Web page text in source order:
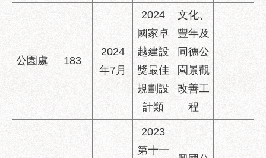
公園處 183
2024
年7月
2024
國家卓
越建設
獎最佳
規劃設
計類
文化、
豐年及
同德公
園景觀
改善工
程
2023
第十一